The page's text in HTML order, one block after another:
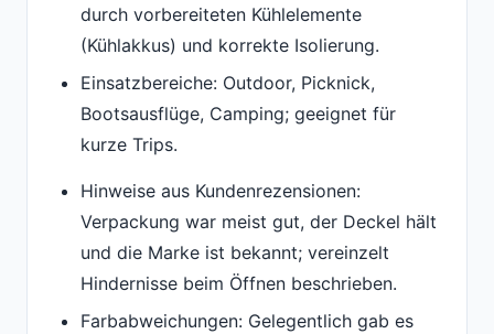
durch vorbereiteten Kühlelemente
(Kühlakkus) und korrekte Isolierung.
Einsatzbereiche: Outdoor, Picknick,
Bootsausflüge, Camping; geeignet für
kurze Trips.
Hinweise aus Kundenrezensionen:
Verpackung war meist gut, der Deckel hält
und die Marke ist bekannt; vereinzelt
Hindernisse beim Öffnen beschrieben.
Farbabweichungen: Gelegentlich gab es